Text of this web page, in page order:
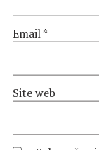
Email*
Site web